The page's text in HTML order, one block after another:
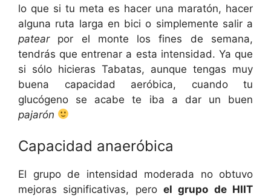
lo que si tu meta es hacer una maratón, hacer
alguna ruta larga en bici o simplemente salir a
patearpor el monte los fines de semana,
tendrás que entrenar a esta intensidad. Ya que
si sólo hicieras Tabatas, aunque tengas muy
buena capacidad aeróbica, cuando tu
glucógeno se acabe te iba a dar un buen
pajarón
Capacidad anaeróbica
El grupo de intensidad moderada no obtuvo
mejoras significativas, pero el grupo de HIIT